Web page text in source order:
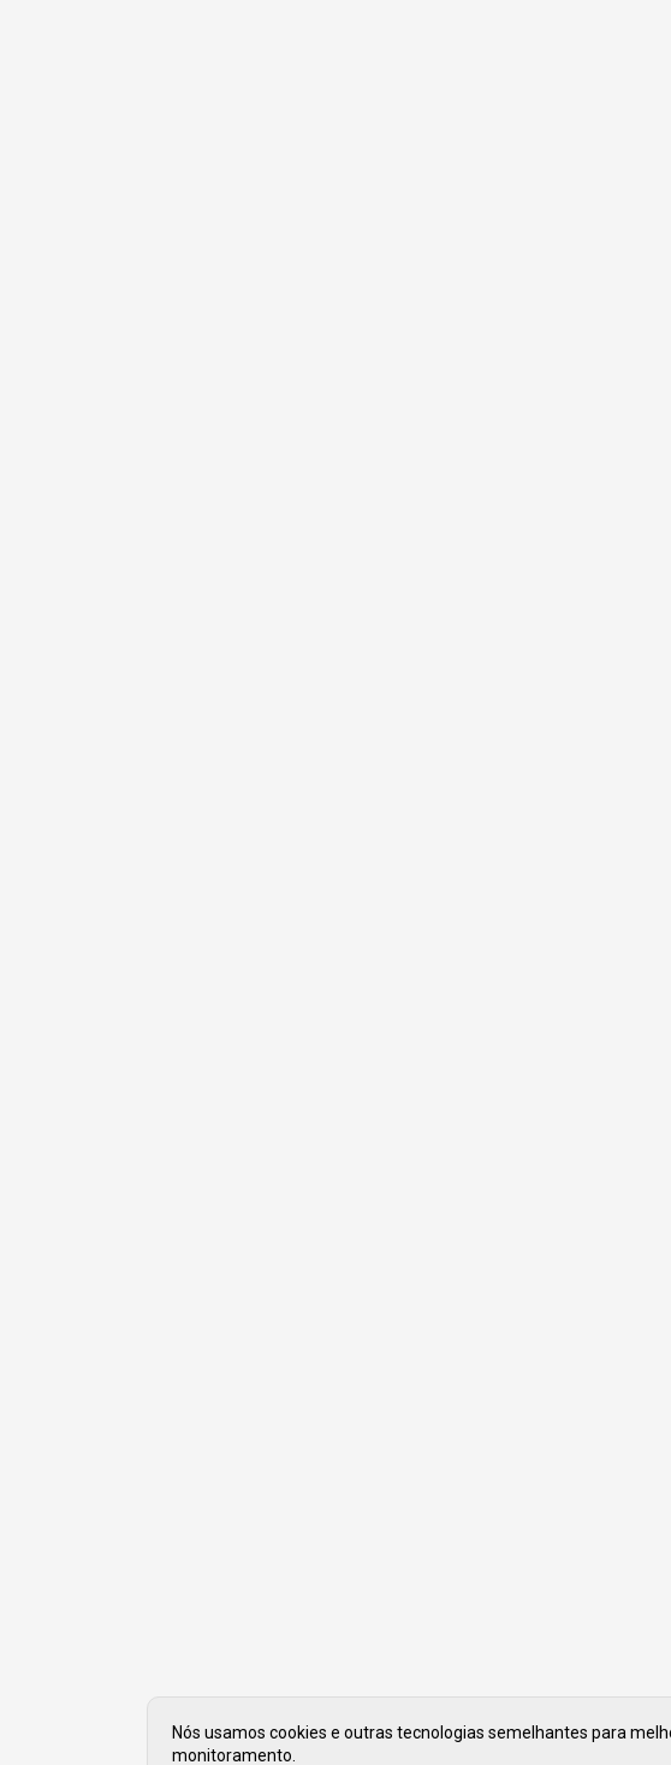
Nós usamos cookies e outras tecnologias semelhantes para
monitoramento.